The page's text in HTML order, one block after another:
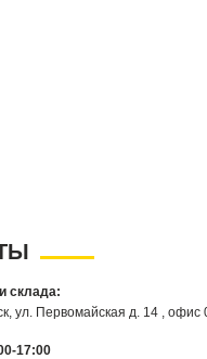
склада:
ул. Первомайская д. 14 , офис
17:00